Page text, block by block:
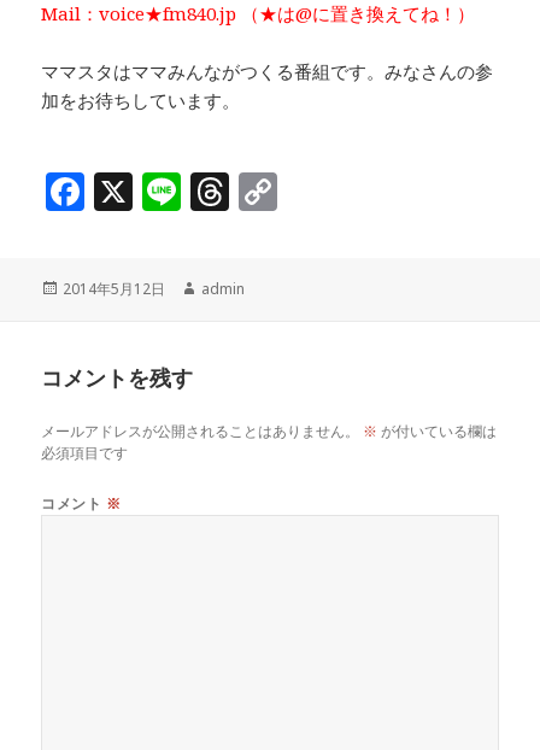
Mail：voice★fm840.jp （★は@に置き換えてね！）
ママスタはママみんながつくる番組です。みなさんの参
加をお待ちしています。
F
c
e
o
o
k
X Li
e
T
r
e
s k
投
2014年5月12日
作
admin
コメントを残す
メールアドレスが公開されることはありません。 ※ が付いている欄は
必須項目です
コメント ※